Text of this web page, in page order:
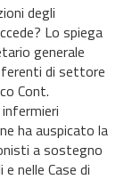
degli
Lo spiega
generale
di settore
Cont.
ha auspicato la
a sostegno
nelle Case di